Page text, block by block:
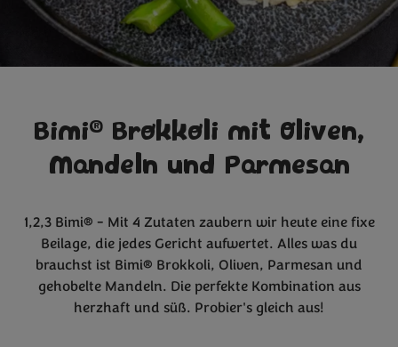
Bimi® Brokkoli mit Oliven,
Mandeln und Parmesan
1,2,3 Bimi® - Mit 4 Zutaten zaubern wir heute eine fixe
Beilage, die jedes Gericht aufwertet. Alles was du
brauchst ist Bimi® Brokkoli, Oliven, Parmesan und
gehobelte Mandeln. Die perfekte Kombination aus
herzhaft und süß. Probier's gleich aus!